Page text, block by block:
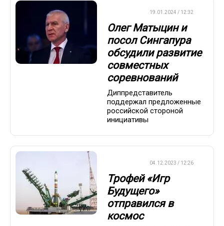
19.01.2024 / 12:32
Олег Матыцин и
посол Сингапура
обсудили развитие
совместных
соревнований
Диппредставитель
поддержал предложенные
российской стороной
инициативы
04.12.2023 / 12:26
Трофей «Игр
Будущего»
отправился в
космос